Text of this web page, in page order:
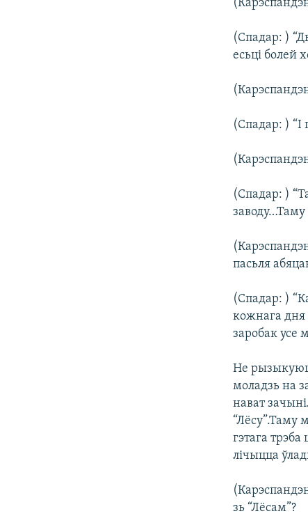
(Спадар: )
есьці болей
(Спадар: ) “І
(Спадар: )
заводу…Таму
пасьля
(Спадар: )
кожнага дня
заробак усе
Не
моладзь на
нават
“Лёсу”.Таму
гэтага
лічыцца
зь “Лёсам”?